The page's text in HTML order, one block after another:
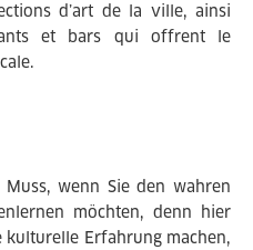
d’art de la ville, ainsi
et bars qui offrent le
wenn Sie den wahren
möchten, denn hier
kulturelle Erfahrung machen,